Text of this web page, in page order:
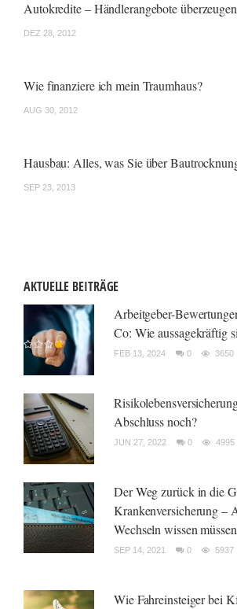
Autokredite – Händlerangebote
DEZ 28, 2012
Wie finanziere ich mein Traumhaus?
AUG 30, 2012
Hausbau: Alles, was Sie über
SEP 23, 2013
AKTUELLE BEITRÄGE
Arbeitgeber-
Co: Wie aussagekräftig
FEB 13, 2024 0 3650
Abschluss noch?
JUN 27, 2022 0 4995
Der Weg zurück in die
Krankenversicherung –
Wechseln wissen müssen
SEP 14, 2021 0 5937
Wie Fahreinsteiger bei